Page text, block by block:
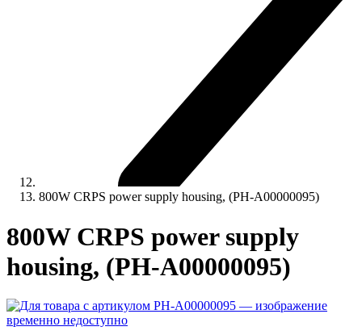
800W CRPS power supply housing, (PH-A00000095)
800W CRPS power supply
housing, (PH-A00000095)